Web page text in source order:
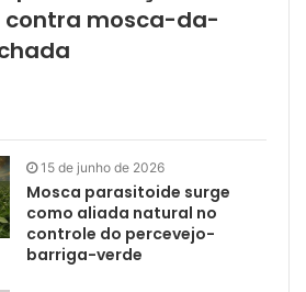
contra mosca-da-
15 de junho de 2026
Mosca parasitoide surge
como aliada natural no
controle do percevejo-
barriga-verde